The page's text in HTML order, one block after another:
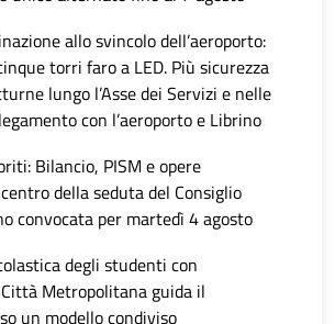
allo svincolo dell’aeroporto:
torri faro a LED. Più sicurezza
lungo l’Asse dei Servizi e nelle
con l’aeroporto e Librino
Bilancio, PISM e opere
della seduta del Consiglio
convocata per martedì 4 agosto
degli studenti con
Metropolitana guida il
un modello condiviso